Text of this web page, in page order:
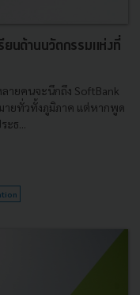
ยนด้านนวัตกรรมแห่งที่
ายคนจะนึกถึง SoftBank
ยทั่วทั้งภูมิภาค แต่หากพูด
ธ...